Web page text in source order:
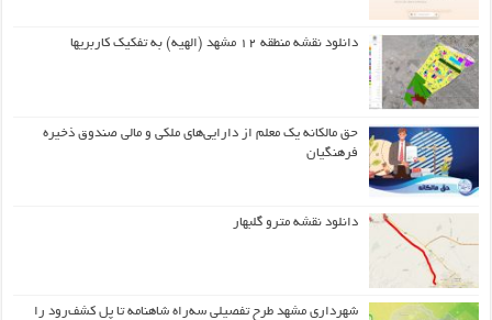
دانلود نقشه منطقه ۱۲ مشهد (الهیه) به تفکیک کاربریها
حق مالکانه یک معلم از دارایی‌های ملکی و مالی صندوق ذخیره
فرهنگیان
دانلود نقشه مترو گلبهار
شهرداری مشهد طرح تفصیلی سه‌راه شاهنامه تا پل کشف‌رود را